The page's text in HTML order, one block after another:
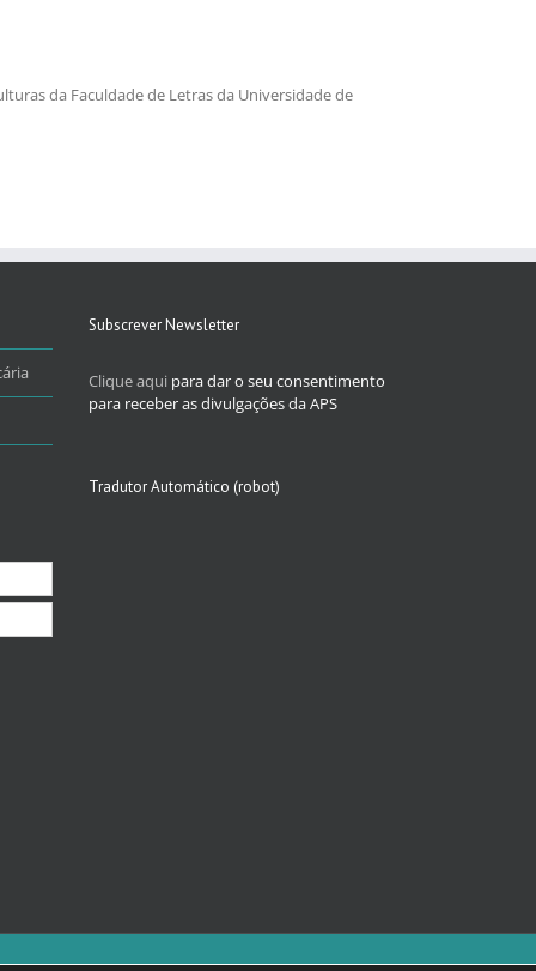
da Faculdade de Letras da Universidade de
Subscrever Newsletter
Clique aqui para dar o seu consentimento
para receber as divulgações da APS
Tradutor Automático (robot)